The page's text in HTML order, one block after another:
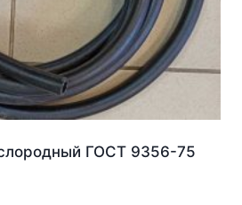
ГОСТ 9356-75